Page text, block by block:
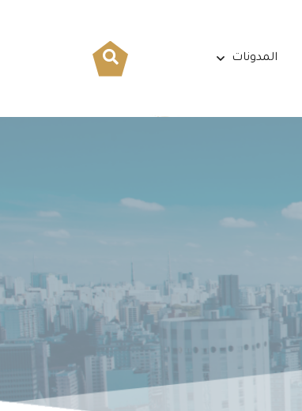
المدونات